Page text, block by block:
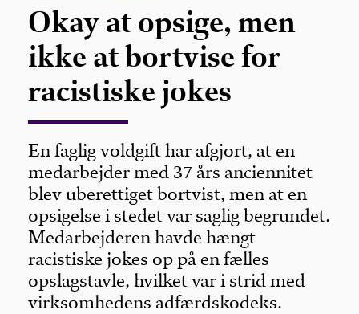
Okay at opsige, men
ikke at bortvise for
racistiske jokes
En faglig voldgift har afgjort, at en
medarbejder med 37 års anciennitet
blev uberettiget bortvist, men at en
opsigelse i stedet var saglig begrundet.
Medarbejderen havde hængt
racistiske jokes op på en fælles
opslagstavle, hvilket var i strid med
virksomhedens adfærdskodeks.